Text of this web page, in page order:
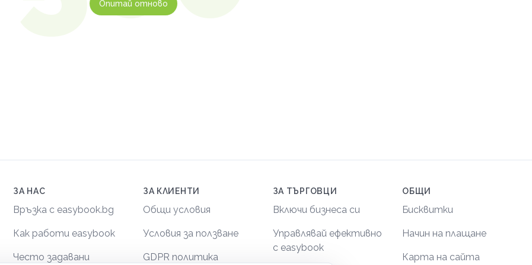
Опитай отново
ЗА НАС
Връзка с easybook.bg
Как работи easybook
Често задавани
ЗА КЛИЕНТИ
Общи условия
Условия за ползване
GDPR политика
ЗА ТЪРГОВЦИ
Включи бизнеса си
Управлявай ефективно
с easybook
ОБЩИ
Бисквитки
Начин на плащане
Карта на сайта